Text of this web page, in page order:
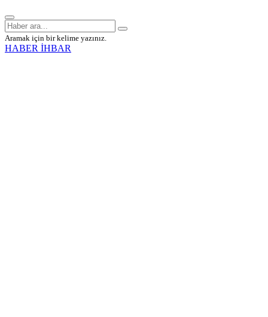
Aramak için bir kelime yazınız.
HABER İHBAR